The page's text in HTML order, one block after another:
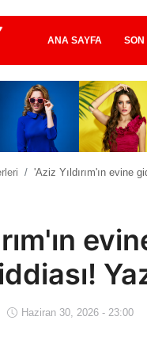
ANA SAYFA
'Aziz Yıldırım'ın evine
Haziran 30, 2026 - 23:00